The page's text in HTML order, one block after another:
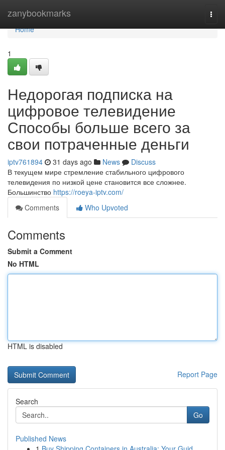
zanybookmarks
Home
Home
1
Недорогая подписка на
цифровое телевидение
Способы больше всего за
свои потраченные деньги
iptv761894 31 days ago News
Discuss
В текущем мире стремление стабильного цифрового
телевидения по низкой цене становится все сложнее.
Большинство https://roeya-iptv.com/
Comments
Who Upvoted
Comments
Submit a Comment
No HTML
HTML is disabled
Report Page
Search
Go
Published News